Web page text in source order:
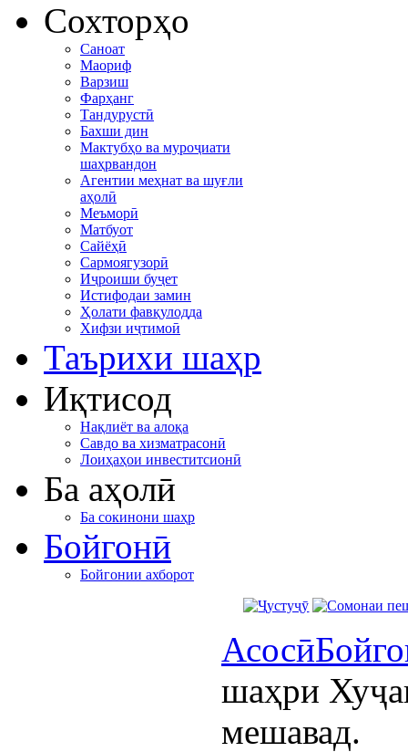
Сохторҳо
Саноат
Маориф
Варзиш
Фарҳанг
Тандурустӣ
Бахши дин
Мактубҳо ва муроҷиати
шаҳрвандон
Агентии меҳнат ва шуғли
аҳолӣ
Меъморӣ
Матбуот
Сайёҳӣ
Сармоягузорӣ
Иҷроиши буҷет
Истифодаи замин
Ҳолати фавқулодда
Хифзи иҷтимоӣ
Таърихи шаҳр
Иқтисод
Нақлиёт ва алоқа
Савдо ва хизматрасонӣ
Лоиҳаҳои инвеститсионӣ
Ба аҳолӣ
Ба сокинони шаҳр
Бойгонӣ
Бойгонии ахборот
Асосӣ
шаҳри
мешавад.